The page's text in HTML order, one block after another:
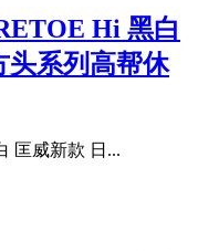
Hi 黑白
头系列高帮休
匡威新款 日...